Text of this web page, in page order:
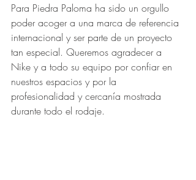
Para Piedra Paloma ha sido un orgullo
poder acoger a una marca de referencia
internacional y ser parte de un proyecto
tan especial. Queremos agradecer a
Nike y a todo su equipo por confiar en
nuestros espacios y por la
profesionalidad y cercanía mostrada
durante todo el rodaje.